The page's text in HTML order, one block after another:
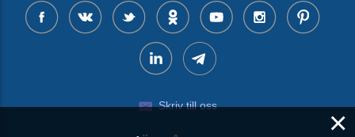
Skriv till oss
×